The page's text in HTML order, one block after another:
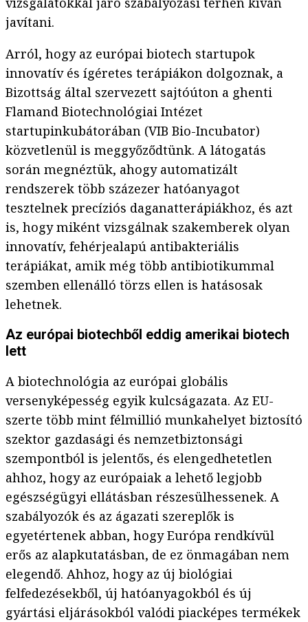
javítani.
Arról, hogy az európai biotech startupok
innovatív és ígéretes terápiákon dolgoznak, a
Bizottság által szervezett sajtóúton a ghenti
Flamand Biotechnológiai Intézet
startupinkubátorában (VIB Bio-Incubator)
közvetlenül is meggyőződtünk. A látogatás
során megnéztük, ahogy automatizált
rendszerek több százezer hatóanyagot
tesztelnek precíziós daganatterápiákhoz, és azt
is, hogy miként vizsgálnak szakemberek olyan
innovatív, fehérjealapú antibakteriális
terápiákat, amik még több antibiotikummal
szemben ellenálló törzs ellen is hatásosak
lehetnek.
Az európai biotechből eddig amerikai biotech
lett
A biotechnológia az európai globális
versenyképesség egyik kulcságazata. Az EU-
szerte több mint félmillió munkahelyet biztosító
szektor gazdasági és nemzetbiztonsági
szempontból is jelentős, és elengedhetetlen
ahhoz, hogy az európaiak a lehető legjobb
egészségügyi ellátásban részesülhessenek. A
szabályozók és az ágazati szereplők is
egyetértenek abban, hogy Európa rendkívül
erős az alapkutatásban, de ez önmagában nem
elegendő. Ahhoz, hogy az új biológiai
felfedezésekből, új hatóanyagokból és új
gyártási eljárásokból valódi piacképes termékek